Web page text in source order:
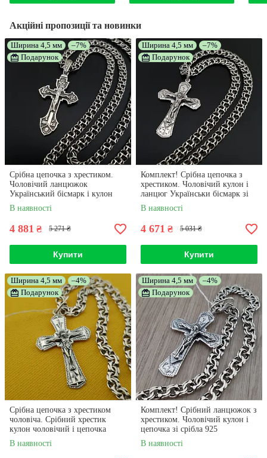
Акційні пропозиції та новинки
Ширина 4,5 мм
–7%
Подарунок
Срібна цепочка з хрестиком.
Чоловічий ланцюжок
Український бісмарк і кулон
хрестик з жорстким вушком.
В наявності
4 881 ₴ 5 271 ₴
Купити
Ширина 4,5 мм
–7%
Подарунок
Комплект! Срібна цепочка з
хрестиком. Чоловічий кулон і
ланцюг Українськи бісмарк зі
срібла 925
В наявності
4 671 ₴ 5 031 ₴
Купити
Ширина 4,5 мм
–4%
Подарунок
Срібна цепочка з хрестиком
чоловіча. Срібний хрестик
кулон чоловічий і цепочка
Бісмарк. 55 см
В наявності
Ширина 4,5 мм
–4%
Подарунок
Комплект! Срібний ланцюжок з
хрестиком. Чоловічий кулон і
цепочка зі срібла 925
В наявності